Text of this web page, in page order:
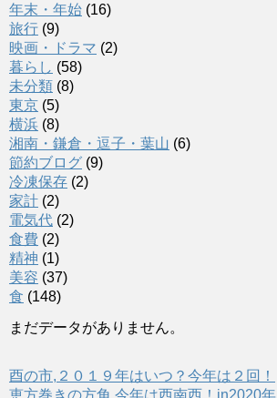
年末・年始 (16)
旅行 (9)
映画・ドラマ (2)
暮らし (58)
未分類 (8)
東京 (5)
横浜 (8)
湘南・鎌倉・逗子・葉山 (6)
節約ブログ (9)
冷凍保存 (2)
家計 (2)
電気代 (2)
食費 (2)
精神 (1)
美容 (37)
食 (148)
まだデータがありません。
酉の市,２０１９年はいつ？今年は２回！
恵方巻きの方角,今年は西南西！in2020年